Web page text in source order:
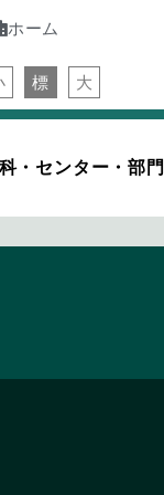
ホーム
標 大
・センター・部門